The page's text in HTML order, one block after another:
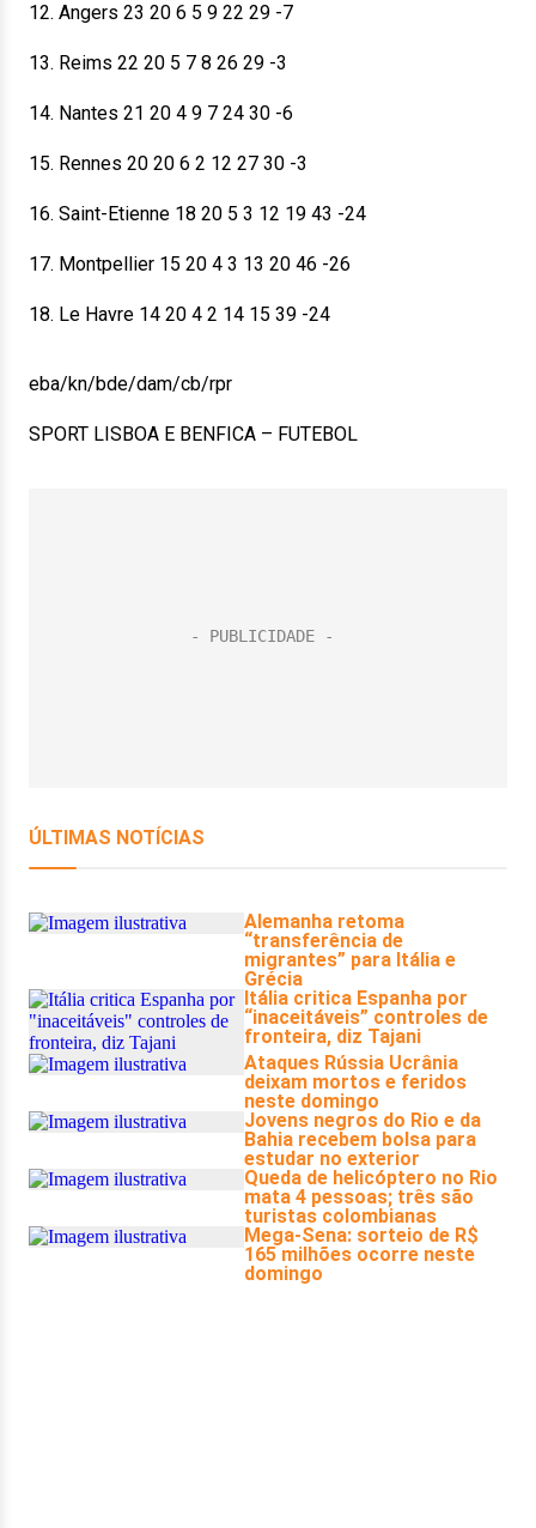
12. Angers 23 20 6 5 9 22 29 -7
13. Reims 22 20 5 7 8 26 29 -3
14. Nantes 21 20 4 9 7 24 30 -6
15. Rennes 20 20 6 2 12 27 30 -3
16. Saint-Etienne 18 20 5 3 12 19 43 -24
17. Montpellier 15 20 4 3 13 20 46 -26
18. Le Havre 14 20 4 2 14 15 39 -24
eba/kn/bde/dam/cb/rpr
SPORT LISBOA E BENFICA – FUTEBOL